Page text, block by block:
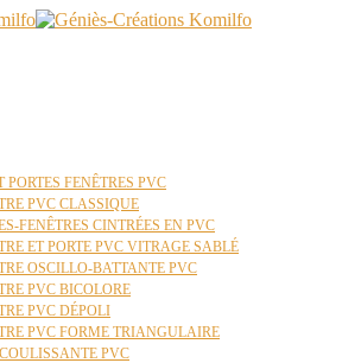
PORTES FENÊTRES PVC
PVC CLASSIQUE
FENÊTRES CINTRÉES EN PVC
ET PORTE PVC VITRAGE SABLÉ
OSCILLO-BATTANTE PVC
PVC BICOLORE
PVC DÉPOLI
PVC FORME TRIANGULAIRE
PVC